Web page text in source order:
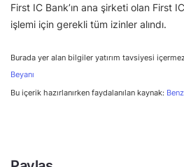
First IC Bank’ın ana şirketi olan First
işlemi için gerekli tüm izinler alındı.
Burada yer alan bilgiler yatırım tavsiyesi
Beyanı
Bu içerik hazırlanırken faydalanılan kaynak: